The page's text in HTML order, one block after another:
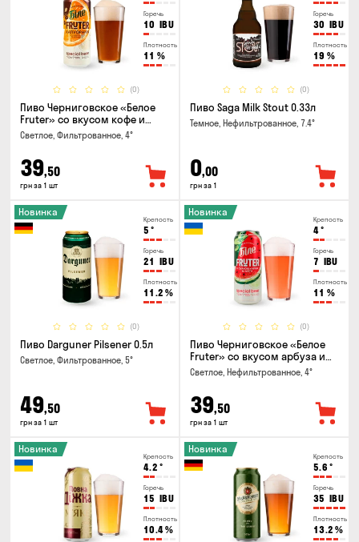
Горечь
10 IBU
Плотность
11 %
(0)
Пиво Черниговское «Белое
Fruter» со вкусом кофе и
апельсина 0.5 л
Светлое, Фильтрованное, 4°
39,50
грн за 1 шт
Горечь
30 IBU
Плотность
19 %
(0)
Пиво Saga Milk Stout 0.33л
Темное, Нефильтрованное, 7.4°
0,00
грн за 1
Крепость
5 °
Горечь
21 IBU
Плотность
11.2 %
(0)
Новинка
Пиво Darguner Pilsener 0.5л
Светлое, Фильтрованное, 5°
49,50
грн за 1 шт
Крепость
4°
Горечь
7 IBU
Плотность
11 %
(0)
Новинка
Пиво Черниговское «Белое
Fruter» со вкусом арбуза и
мяты 0.5л
Светлое, Нефильтрованное, 4°
39,50
грн за 1 шт
Крепость
4.2 °
Горечь
15 IBU
Плотность
10.4%
Новинка
Крепость
5.6 °
Горечь
35 IBU
Плотность
13.2 %
Новинка